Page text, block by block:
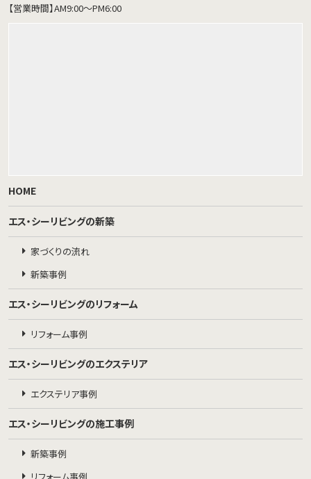
【営業時間】AM9:00～PM6:00
HOME
エス・シーリビングの新築
家づくりの流れ
新築事例
エス・シーリビングのリフォーム
リフォーム事例
エス・シーリビングのエクステリア
エクステリア事例
エス・シーリビングの施工事例
新築事例